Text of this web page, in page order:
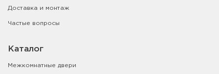
Доставка и монтаж
Частые вопросы
Каталог
Межкомнатные двери